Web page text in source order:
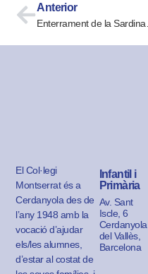
Anterior
El Col·legi
Montserrat és a
Cerdanyola des de
l’any 1948 amb la
vocació d’ajudar
els/les alumnes,
d’estar al costat de
Infantil i
Primària
Av. Sant
Iscle, 6
Cerdanyola
del Vallès,
Barcelona